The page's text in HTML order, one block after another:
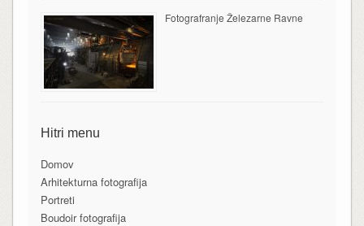
Fotografranje Železarne Ravne
Hitri menu
Domov
Arhitekturna fotografija
Portreti
Boudoir fotografija